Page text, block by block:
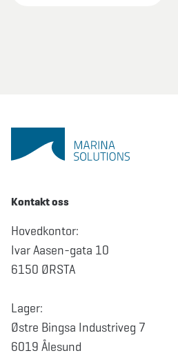
Kontakt oss
Hovedkontor:
Ivar Aasen-gata 10
6150 ØRSTA
Lager:
Østre Bingsa Industriveg 7
6019 Ålesund